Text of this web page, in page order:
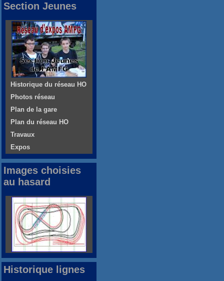
Section Jeunes
Historique du réseau HO
Photos réseau
Plan de la gare
Plan du réseau HO
Travaux
Expos
Images choisies
au hasard
Historique lignes